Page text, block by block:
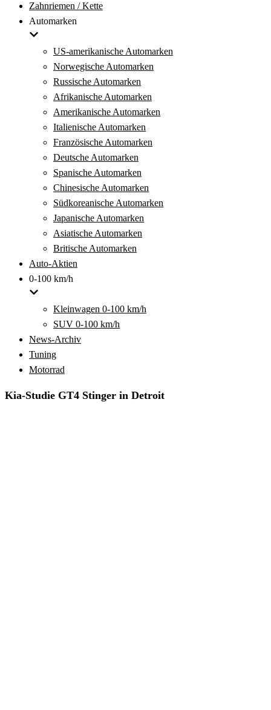
Zahnriemen / Kette
Automarken
US-amerikanische Automarken
Norwegische Automarken
Russische Automarken
Afrikanische Automarken
Amerikanische Automarken
Italienische Automarken
Französische Automarken
Deutsche Automarken
Spanische Automarken
Chinesische Automarken
Südkoreanische Automarken
Japanische Automarken
Asiatische Automarken
Britische Automarken
Auto-Aktien
0-100 km/h
Kleinwagen 0-100 km/h
SUV 0-100 km/h
News-Archiv
Tuning
Motorrad
Kia-Studie GT4 Stinger in Detroit